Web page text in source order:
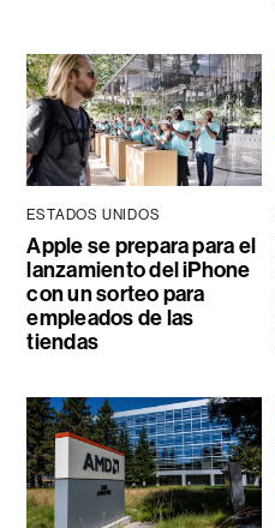
ESTADOS UNIDOS
Apple se prepara para el
lanzamiento del iPhone
con un sorteo para
empleados de las
tiendas